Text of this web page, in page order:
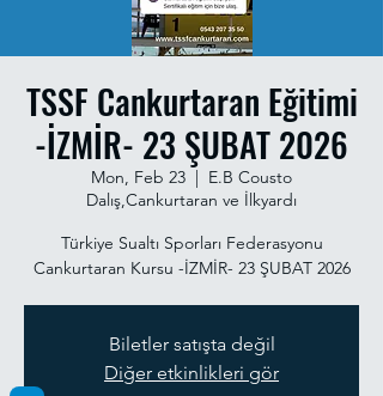
TSSF Cankurtaran Eğitimi
-İZMİR- 23 ŞUBAT 2026
Mon, Feb 23
  |
E.B Cousto
Dalış,Cankurtaran ve İlkyardı
Türkiye Sualtı Sporları Federasyonu
Cankurtaran Kursu -İZMİR- 23 ŞUBAT 2026
Biletler satışta değil
Diğer etkinlikleri gör